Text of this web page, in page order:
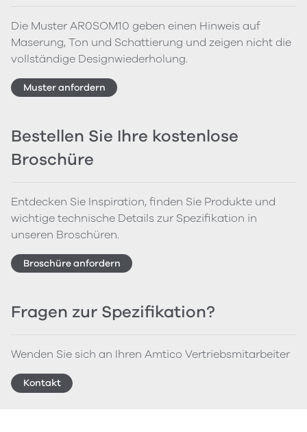
Die Muster AR0SOM10 geben einen Hinweis auf
Maserung, Ton und Schattierung und zeigen nicht die
vollständige Designwiederholung.
Muster anfordern
Bestellen Sie Ihre kostenlose
Broschüre
Entdecken Sie Inspiration, finden Sie Produkte und
wichtige technische Details zur Spezifikation in
unseren Broschüren.
Broschüre anfordern
Fragen zur Spezifikation?
Wenden Sie sich an Ihren Amtico Vertriebsmitarbeiter
Kontakt